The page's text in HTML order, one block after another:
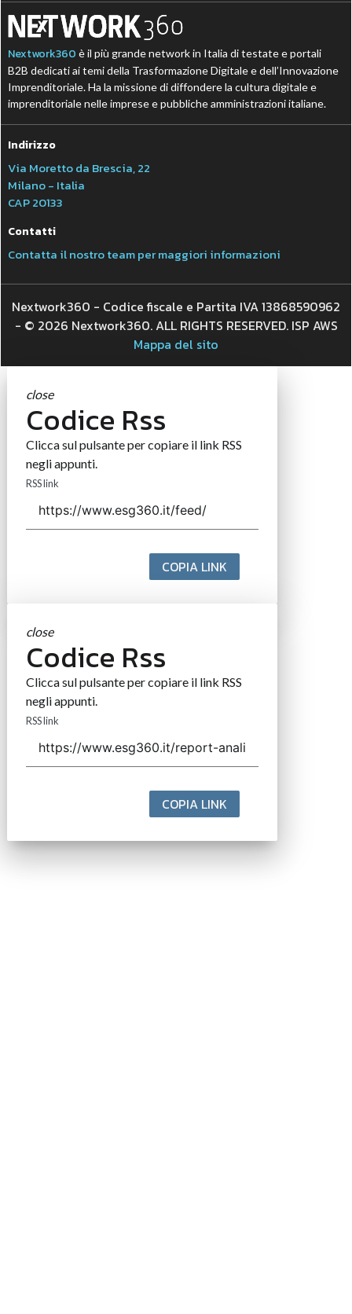
Nextwork360 è il più grande network in Italia di testate e portali
B2B dedicati ai temi della Trasformazione Digitale e dell’Innovazione
Imprenditoriale. Ha la missione di diffondere la cultura digitale e
imprenditoriale nelle imprese e pubbliche amministrazioni italiane.
Indirizzo
Via Moretto da Brescia, 22
Milano - Italia
CAP 20133
Contatti
Contatta il nostro team per maggiori informazioni
Nextwork360 - Codice fiscale e Partita IVA 13868590962
- © 2026 Nextwork360. ALL RIGHTS RESERVED. ISP AWS
Mappa del sito
close
Codice Rss
Clicca sul pulsante per copiare il link RSS
negli appunti.
RSS link
COPIA LINK
close
Codice Rss
Clicca sul pulsante per copiare il link RSS
negli appunti.
RSS link
COPIA LINK